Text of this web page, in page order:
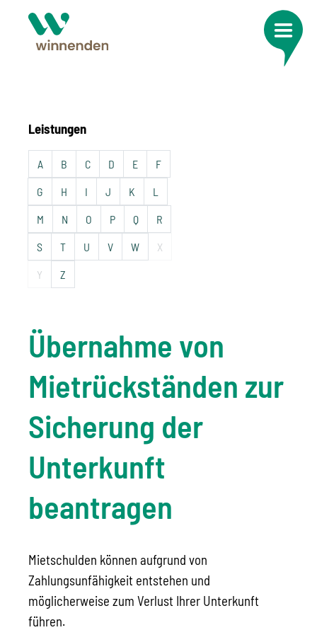
Leistungen
A B C D E F
G H I J K L
M N O P Q R
S T U V W X
Y Z
Übernahme von
Mietrückständen zur
Sicherung der
Unterkunft
beantragen
Mietschulden können aufgrund von
Zahlungsunfähigkeit entstehen und
möglicherweise zum Verlust Ihrer Unterkunft
führen.